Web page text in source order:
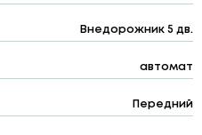
Внедорожник 5 дв.
автомат
Передний